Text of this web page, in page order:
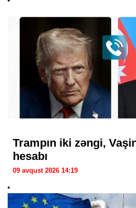
Trampın iki zəngi,
hesabı
09 avqust 2026 14:19